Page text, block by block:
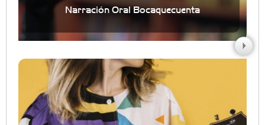
Narración Oral Bocaquecuenta